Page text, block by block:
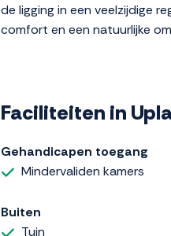
de ligging in een veelzijdige
comfort en een natuurlijke
Faciliteiten in
Gehandicapen toegang
Mindervaliden kamers
Buiten
Tuin